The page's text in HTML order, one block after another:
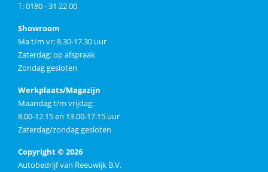
T: 0180 - 31 22 00
Showroom
Ma t/m vr: 8.30-17.30 uur
Zaterdag: op afspraak
Zondag gesloten
Werkplaats/Magazijn
Maandag t/m vrijdag:
8.00-12.15 en 13.00-17.15 uur
Zaterdag/zondag gesloten
Copyright © 2026
Autobedrijf van Reeuwijk B.V.